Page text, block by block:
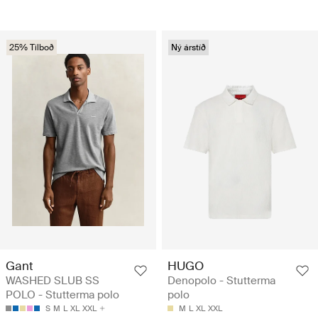
25% Tilboð
Gant
WASHED SLUB SS
POLO - Stutterma polo
S M L XL XXL
Ný árstíð
HUGO
Denopolo - Stutterma
polo
M L XL XXL